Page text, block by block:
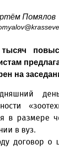
Помялов
на
в размере
в вуз.
договор